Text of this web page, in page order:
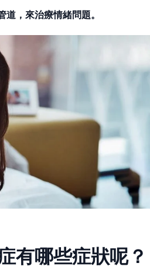
，來治療情緒問題。
有哪些症狀呢？